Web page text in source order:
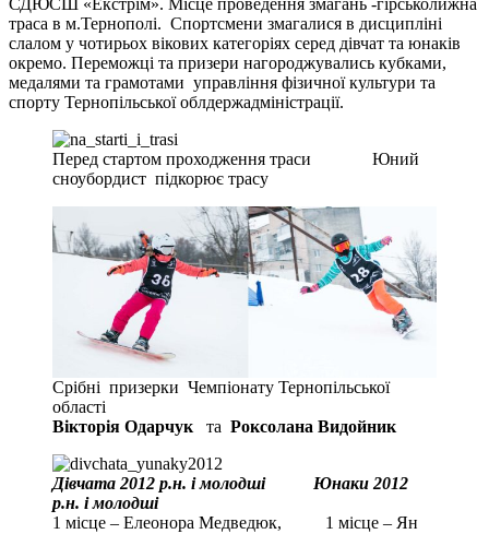
траса в м.Тернополі. Спортсмени змагалися в дисципліні
слалом у чотирьох вікових категоріях серед дівчат та юнаків
окремо. Переможці та призери нагороджувались кубками,
медалями та грамотами управління фізичної культури та
спорту Тернопільської облдержадміністрації.
Перед стартом проходження траси Юний
сноубордист підкорює трасу
Срібні призерки Чемпіонату Тернопільської
області
Вікторія Одарчук та Роксолана Видойник
Дівчата 2012 р.н. і молодші Юнаки 2012
р.н. і молодші
1 місце – Елеонора Медведюк, 1 місце – Ян